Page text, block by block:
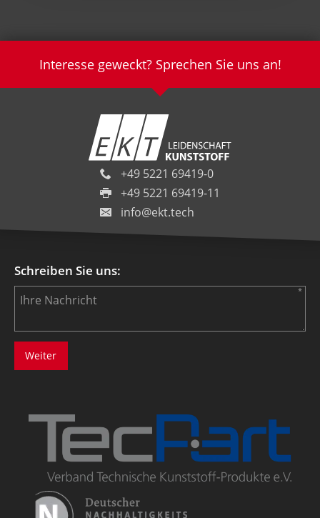
Interesse geweckt? Sprechen Sie uns an!
+49 5221 69419-0
+49 5221 69419-11
info@ekt.tech
Schreiben Sie uns: